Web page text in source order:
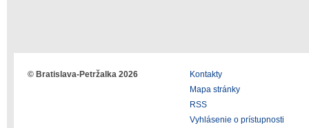
© Bratislava-Petržalka 2026
Kontakty
Mapa stránky
RSS
Vyhlásenie o prístupnosti